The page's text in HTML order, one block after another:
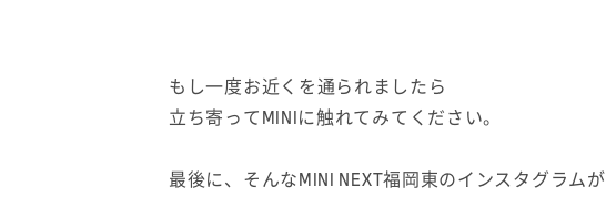
もし一度お近くを通られましたら
立ち寄ってMINIに触れてみてください。
最後に、そんなMINI NEXT福岡東のインスタグラムが